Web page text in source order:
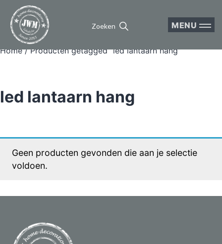
Zoeken MENU
Home/ Producten getagged “led lantaarn hang”
led lantaarn hang
Geen producten gevonden die aan je selectie
voldoen.